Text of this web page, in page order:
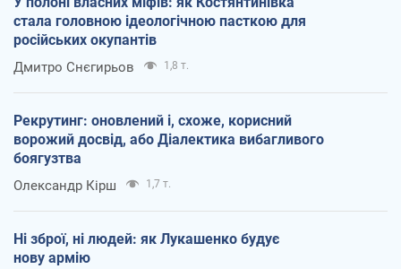
стала головною ідеологічною пасткою для
російських окупантів
Дмитро Снєгирьов 1,8 т.
Рекрутинг: оновлений і, схоже, корисний
ворожий досвід, або Діалектика вибагливого
боягузтва
Олександр Кірш 1,7 т.
Ні зброї, ні людей: як Лукашенко будує
нову армію